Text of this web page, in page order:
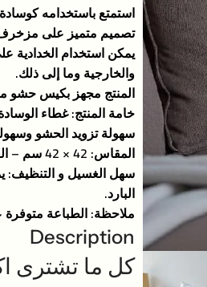
استمتع باستخدامه
تصميم متميز على مزخرف
يمكن استخدام الخدادية
والخارجية وما إلى ذلك.
المنتج مجهز بكيس حشو
خامة المنتج: غطاء
سهولة تزويد الحشو
المقاس: 42 × 42 سم – العدد : 2 خدادية كتان بداخلهما كيس حشو فيبر.
سهل الغسيل و التنظيف:
البارد.
ملاحظة: الطباعة متوفرة
Description
كل ما تشترى